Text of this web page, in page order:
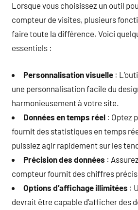
Lorsque vous choisissez un outil
compteur de visites, plusieurs
faire toute la différence. Voici
essentiels :
Personnalisation visuelle :
une personnalisation facile du
harmonieusement à votre site.
Données en temps réel : Optez
fournit des statistiques en temps
puissiez agir rapidement sur les
Précision des données :
compteur fournit des chiffres
Options d’affichage illimitées :
devrait être capable d’afficher des